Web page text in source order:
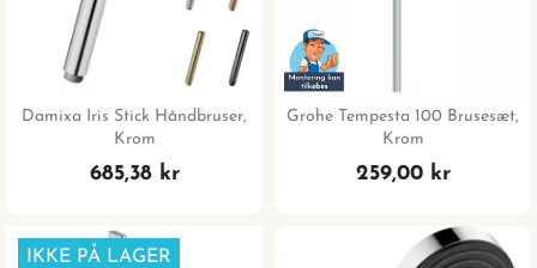
Damixa Iris Stick Håndbruser,
Krom
685,38 kr
Grohe Tempesta 100 Brusesæt,
Krom
259,00 kr
IKKE PÅ LAGER